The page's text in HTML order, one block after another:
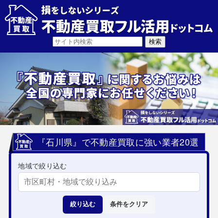
『石川県』で不動産買取に強い業者20選
地域で絞り込む
絞り込む 条件をクリア